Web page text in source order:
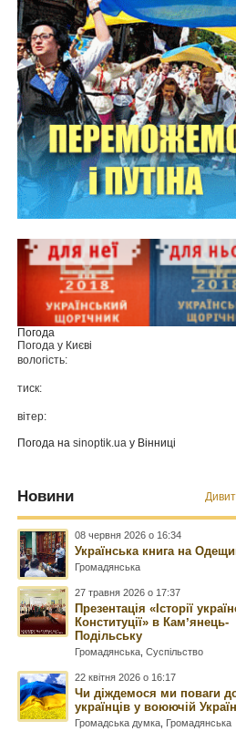
Погода
Погода у Києві
вологість:
тиск:
вітер:
Погода наsinoptik.ua у Вінниці
Новини
08 червня 2026 о 16:34
Українська книга на
Громадянська
27 травня 2026 о 17:37
Презентація «Історії
Конституції» в Камʼянець-
Подільську
Громадянська ,Суспільство
22 квітня 2026 о 16:17
Чи діждемося ми поваги
українців у воюючій
Громадська думка Громадянська